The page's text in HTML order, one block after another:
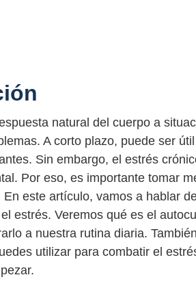
natural del cuerpo a
A corto plazo, puede ser
Sin embargo, el estrés
Por eso, es importante tomar
En este artículo, vamos a hablar
estrés. Veremos qué es el
a nuestra rutina diaria.
utilizar para combatir el